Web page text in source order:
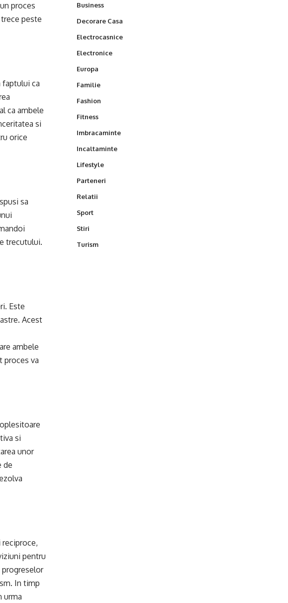
proces
peste
faptului ca
ca ambele
si
orice
sa
trecutului.
Este
Acest
ambele
proces va
si
unor
de
reciproce,
pentru
progreselor
In timp
urma
Business
Decorare Casa
Electrocasnice
Electronice
Europa
Familie
Fashion
Fitness
Imbracaminte
Incaltaminte
Lifestyle
Parteneri
Relatii
Sport
Stiri
Turism